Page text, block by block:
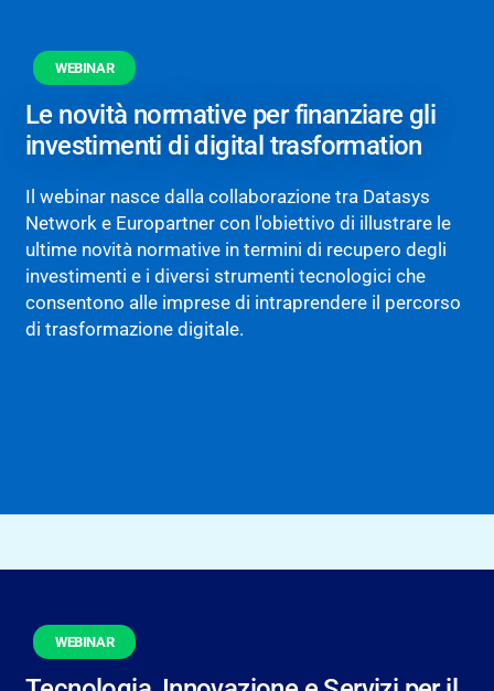
WEBINAR
Le novità normative per finanziare gli
investimenti di digital trasformation
Il webinar nasce dalla collaborazione tra Datasys
Network e Europartner con l'obiettivo di illustrare le
ultime novità normative in termini di recupero degli
investimenti e i diversi strumenti tecnologici che
consentono alle imprese di intraprendere il percorso
di trasformazione digitale.
WEBINAR